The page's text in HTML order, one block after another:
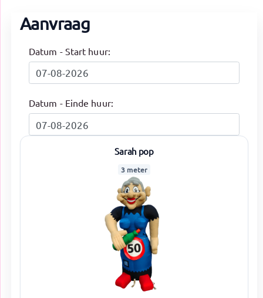
Aanvraag
Datum - Start huur:
Datum - Einde huur:
Sarah pop
3 meter